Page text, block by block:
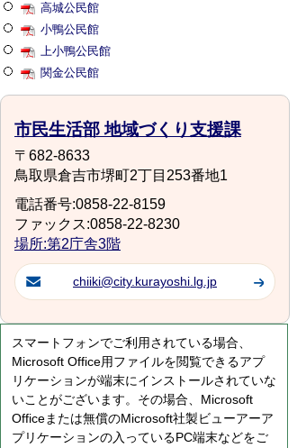
高城公民館
小鴨公民館
上小鴨公民館
関金公民館
市民生活部 地域づくり支援課
〒682-8633
鳥取県倉吉市堺町2丁目253番地1
電話番号:0858-22-8159
ファックス:0858-22-8230
場所:第2庁舎3階
chiiki@city.kurayoshi.lg.jp
スマートフォンでご利用されている場合、
Microsoft Office用ファイルを閲覧できるアプ
リケーションが端末にインストールされていな
いことがございます。その場合、Microsoft
Officeまたは無償のMicrosoft社製ビューアーア
プリケーションの入っているPC端末などをご